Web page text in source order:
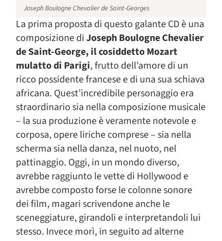
Joseph Boulogne Chevalier de Saint-Georges
La prima proposta di questo galante CD è una
composizione diJoseph Boulogne Chevalier
de Saint-George, il cosiddetto Mozart
mulatto di Parigi, frutto dell’amore di un
ricco possidente francese e di una sua schiava
africana. Quest’incredibile personaggio era
straordinario sia nella composizione musicale
– la sua produzione è veramente notevole e
corposa, opere liriche comprese – sia nella
scherma sia nella danza, nel nuoto, nel
pattinaggio. Oggi, in un mondo diverso,
avrebbe raggiunto le vette di Hollywood e
avrebbe composto forse le colonne sonore
dei film, magari scrivendone anche le
sceneggiature, girandoli e interpretandoli lui
stesso. Invece morì, in seguito ad alterne